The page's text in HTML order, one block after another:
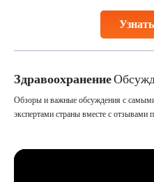
Studies, such as one
Здравоохранение
Обзоры и важные обсуждения с
экспертами страны вместе с отзывами